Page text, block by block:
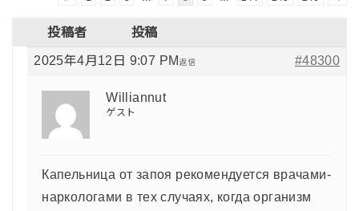
投稿者 投稿
2025年4月12日 9:07 PM #48300
返信
Williannut
ゲスト
Капельница от запоя рекомендуется врачами-
наркологами в тех случаях, когда организм